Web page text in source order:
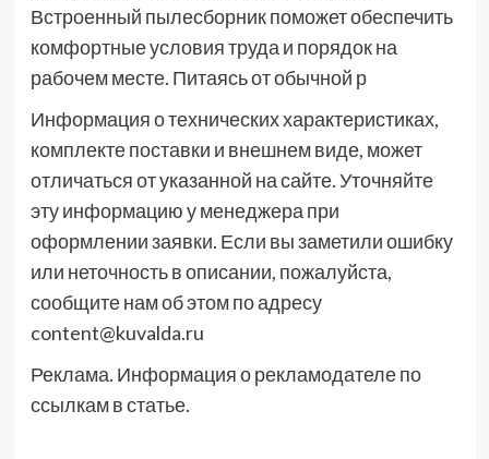
Встроенный пылесборник поможет обеспечить
комфортные условия труда и порядок на
рабочем месте. Питаясь от обычной р
Информация о технических характеристиках,
комплекте поставки и внешнем виде, может
отличаться от указанной на сайте. Уточняйте
эту информацию у менеджера при
оформлении заявки. Если вы заметили ошибку
или неточность в описании, пожалуйста,
сообщите нам об этом по адресу
content@kuvalda.ru
Реклама. Информация о рекламодателе по
ссылкам в статье.